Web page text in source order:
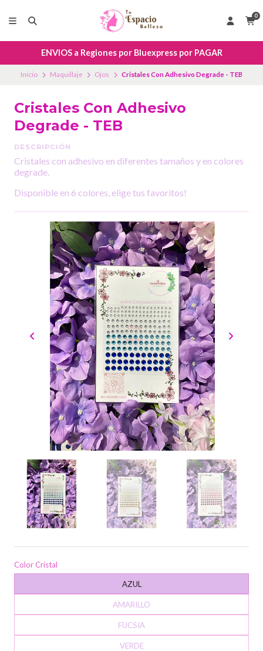
0
ENVIOS a Regiones por Bluexpress por PAGAR
Inicio Maquillaje Ojos Cristales Con Adhesivo Degrade - TEB
Cristales Con Adhesivo
Degrade - TEB
DESCRIPCIÓN
Cristales con adhesivo en diferentes tamaños y en colores
degrade.
Disponible en 6 colores, elige tus favoritos!
Color Cristal
AZUL
AMARILLO
FUCSIA
VERDE